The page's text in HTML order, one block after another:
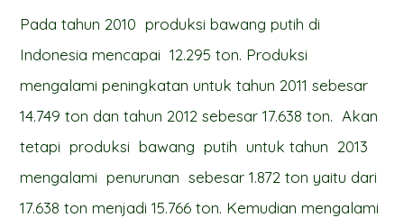
Pada tahun 2010 produksi bawang putih di
Indonesia mencapai 12.295 ton. Produksi
mengalami peningkatan untuk tahun 2011 sebesar
14.749 ton dan tahun 2012 sebesar 17.638 ton. Akan
tetapi produksi bawang putih untuk tahun 2013
mengalami penurunan sebesar 1.872 ton yaitu dari
17.638 ton menjadi 15.766 ton. Kemudian mengalami